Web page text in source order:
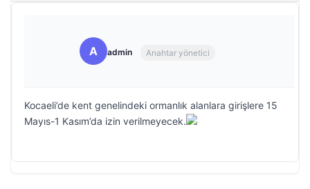
A admin Anahtar yönetici
Kocaeli’de kent genelindeki ormanlık alanlara girişlere 15
Mayıs-1 Kasım’da izin verilmeyecek.